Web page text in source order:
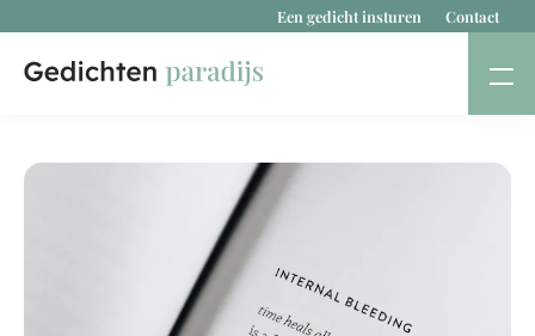
Een gedicht insturen Contact